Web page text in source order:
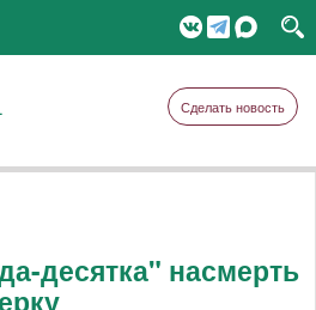
Сделать новость
десятка" насмерть